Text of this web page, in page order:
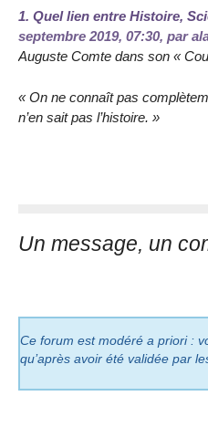
1. Quel lien entre Histoire,
septembre 2019, 07:30, par
Auguste Comte dans son «
« On ne connaît pas
n’en sait pas l’histoire. »
Un message, un
Ce forum est modéré a priori :
qu’après avoir été validée par